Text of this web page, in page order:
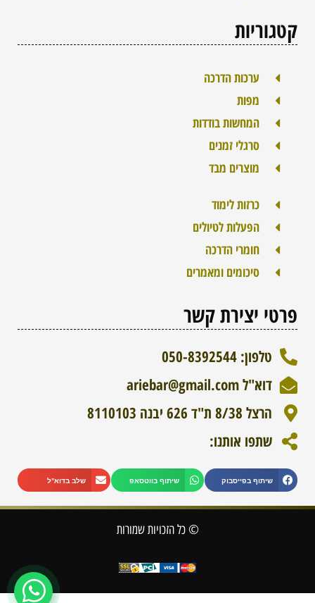
קטגוריות
ערכות הדרכה
מפות
המחשות בודדות
סרגלי זמנים
מוצרים מבד
כרזות לימוד
הפעלות לטיולים
חומרי הדרכה
סיכומים ומאמרים
פרטי יצירת קשר
טלפון: 050-8392544
דוא"ל ariebar@gmail.com
הרצל 8/38 ת"ד 626 יבנה 8110103
שתפו אותנו:
שיתוף בפייסבוק שיתוף בווטסאפ שלב בדוא"ל
© כל הזכויות שמורות
הקליקו מטה על הכפתור